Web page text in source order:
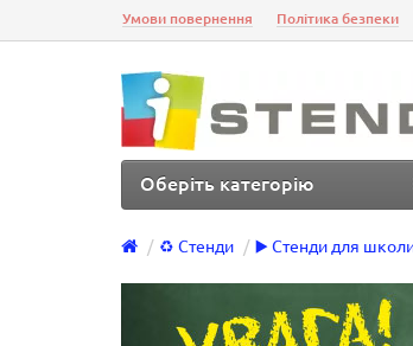
Умови повернення Політика безпеки
Оберіть категорію
♻️ Стенди ▶️ Стенди для